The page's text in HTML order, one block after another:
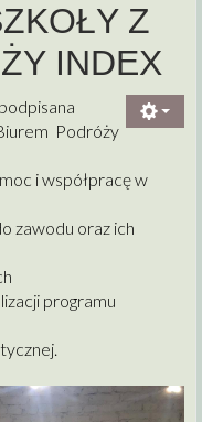
Z
INDEX
Podróży
i współpracę w
zawodu oraz ich
programu